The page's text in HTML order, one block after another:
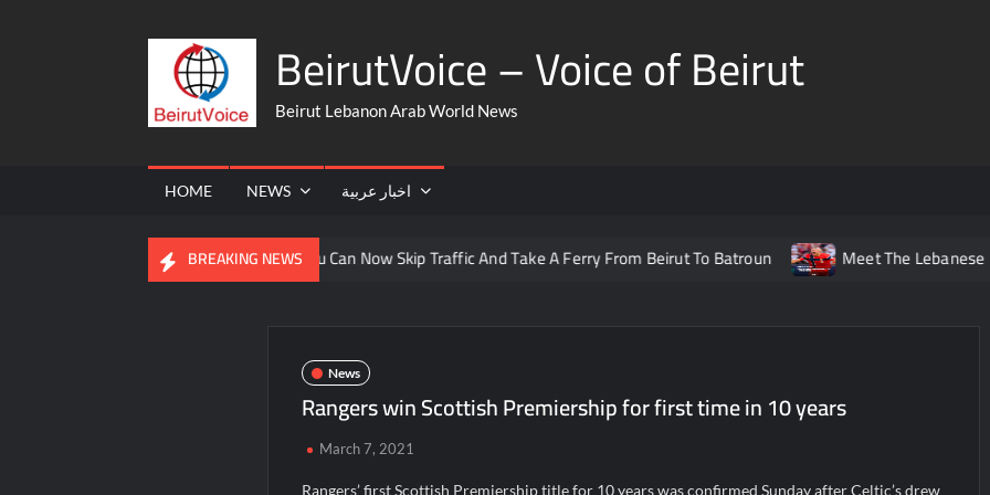
BeirutVoice – Voice of Beirut
Beirut Lebanon Arab World News
HOME NEWS اخبار عربية
BREAKING NEWS
You Can Now Skip Traffic And Take A Ferry From Beirut To Batroun Meet The Lebanese Helping
News
Rangers win Scottish Premiership for first time in 10 years
March 7, 2021
Rangers’ first Scottish Premiership title for 10 years was confirmed Sunday after Celtic’s drew